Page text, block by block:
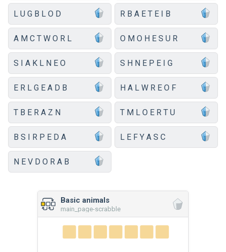
L U G B L O D R B A E T E I B
A M C T W O R L O M O H E S U R
S I A K L N E O S H N E P E I G
E R L G E A D B H A L W R E O F
T B E R A Z N T M L O E R T U
B S I R P E D A L E F Y A S C
N E V D O R A B
Basic animals
main_page-scrabble